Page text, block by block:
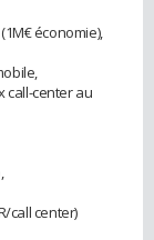
économie),
call-center au
call center)